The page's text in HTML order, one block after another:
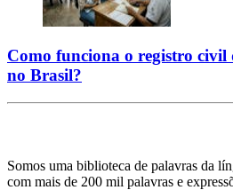
Como funciona o registro civil
no Brasil?
Somos uma biblioteca de palavras da
com mais de 200 mil palavras e